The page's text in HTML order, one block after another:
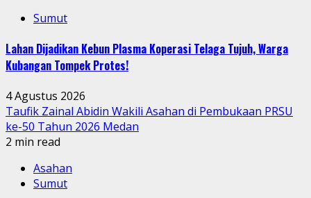
Sumut
Lahan Dijadikan Kebun Plasma Koperasi Telaga Tujuh, Warga
Kubangan Tompek Protes!
4 Agustus 2026
Taufik Zainal Abidin Wakili Asahan di Pembukaan PRSU
ke-50 Tahun 2026 Medan
2 min read
Asahan
Sumut